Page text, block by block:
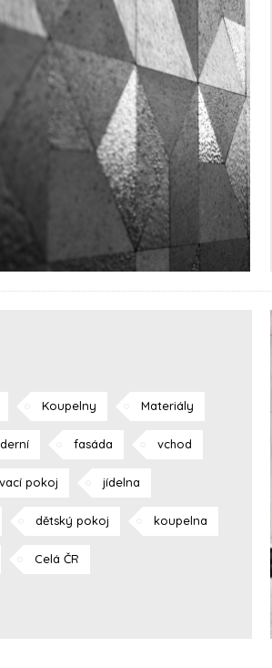
Koupelny Materiály
fasáda vchod
pokoj jídelna
dětský pokoj koupelna
Celá ČR